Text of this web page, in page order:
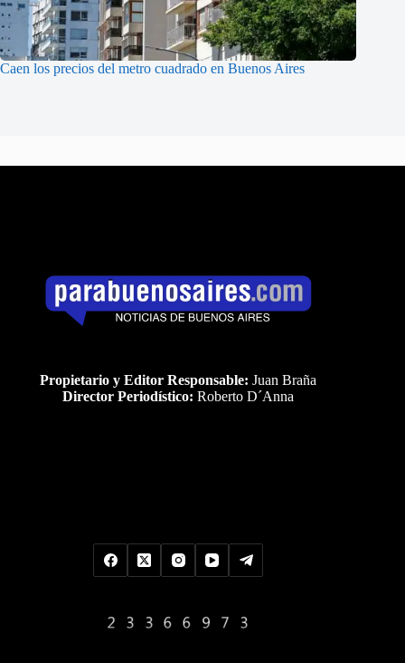
Caen los precios del metro cuadrado en Buenos Aires
Propietario y Editor Responsable: Juan Braña
Director Periodístico: Roberto D´Anna